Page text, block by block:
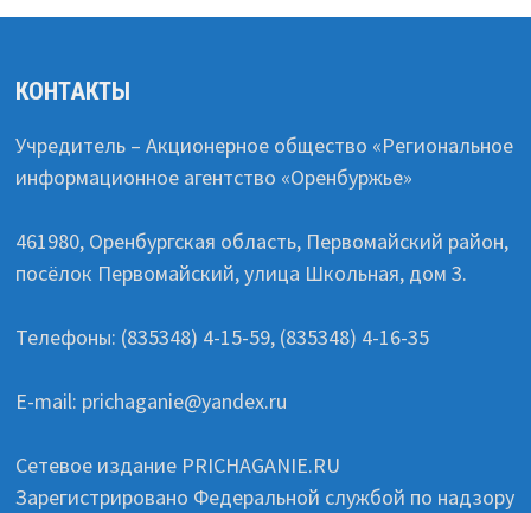
КОНТАКТЫ
Учредитель – Акционерное общество «Региональное
информационное агентство «Оренбуржье»
461980, Оренбургская область, Первомайский район,
посёлок Первомайский, улица Школьная, дом 3.
Телефоны: (835348) 4-15-59, (835348) 4-16-35
E-mail: prichaganie@yandex.ru
Сетевое издание PRICHAGANIE.RU
Зарегистрировано Федеральной службой по надзору